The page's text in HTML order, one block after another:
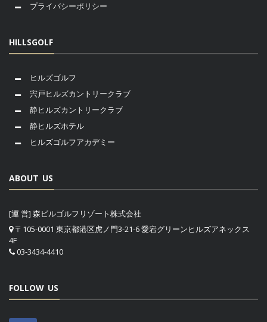
プライバシーポリシー
HILLSGOLF
ヒルズゴルフ
宍戸ヒルズカントリークラブ
静ヒルズカントリークラブ
静ヒルズホテル
ヒルズゴルフアカデミー
ABOUT US
[運 営] 森ビルゴルフリゾート株式会社
〒105-0001 東京都港区虎ノ門3-21-6 愛宕グリーンヒルズアネックス
4F
03-3434-4410
FOLLOW US